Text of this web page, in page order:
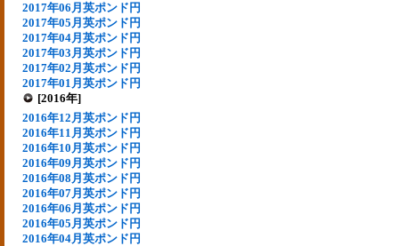
2017年06月英ポンド円
2017年05月英ポンド円
2017年04月英ポンド円
2017年03月英ポンド円
2017年02月英ポンド円
2017年01月英ポンド円
[2016年]
2016年12月英ポンド円
2016年11月英ポンド円
2016年10月英ポンド円
2016年09月英ポンド円
2016年08月英ポンド円
2016年07月英ポンド円
2016年06月英ポンド円
2016年05月英ポンド円
2016年04月英ポンド円